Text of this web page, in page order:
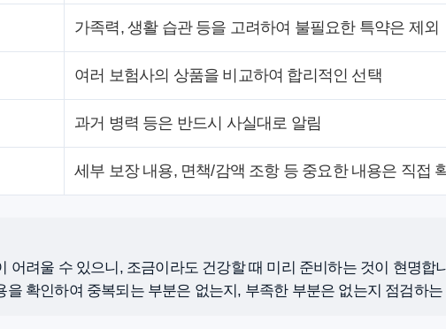
가족력, 생활 습관 등을 고려하여 불필요한 특약은 제외
여러 보험사의 상품을 비교하여 합리적인 선택
과거 병력 등은 반드시 사실대로 알림
세부 보장 내용, 면책/감액 조항 등 중요한 내용은 직접
어려울 수 있으니, 조금이라도 건강할 때 미리 준비하는 것이 현명합
을 확인하여 중복되는 부분은 없는지, 부족한 부분은 없는지 점검하